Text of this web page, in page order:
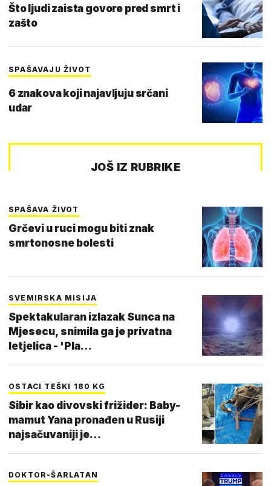
Što ljudi zaista govore pred smrt i
zašto
SPAŠAVAJU ŽIVOT
6 znakova koji najavljuju srčani
udar
JOŠ IZ RUBRIKE
SPAŠAVA ŽIVOT
Grčevi u ruci mogu biti znak
smrtonosne bolesti
SVEMIRSKA MISIJA
Spektakularan izlazak Sunca na
Mjesecu, snimila ga je privatna
letjelica - 'Pla…
OSTACI TEŠKI 180 KG
Sibir kao divovski frižider: Baby-
mamut Yana pronađen u Rusiji
najsačuvaniji je…
DOKTOR-ŠARLATAN